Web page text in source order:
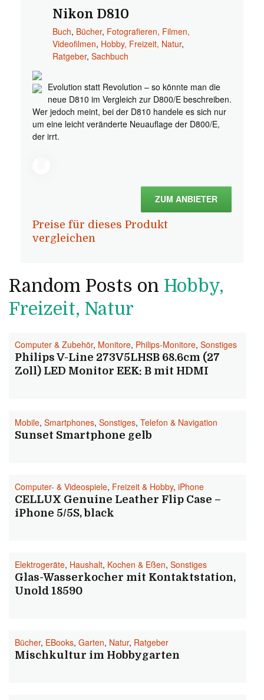
Nikon D810
Buch, Bücher, Fotografieren, Filmen,
Videofilmen, Hobby, Freizeit, Natur,
Ratgeber, Sachbuch
Evolution statt Revolution – so könnte man die
neue D810 im Vergleich zur D800/E beschreiben.
Wer jedoch meint, bei der D810 handele es sich nur
um eine leicht veränderte Neuauflage der D800/E,
der irrt.
ZUM ANBIETER
Preise für dieses Produkt
vergleichen
Random Posts on Hobby,
Freizeit, Natur
Computer & Zubehör, Monitore, Philips-Monitore, Sonstiges
Philips V-Line 273V5LHSB 68.6cm (27
Zoll) LED Monitor EEK: B mit HDMI
Mobile, Smartphones, Sonstiges, Telefon & Navigation
Sunset Smartphone gelb
Computer- & Videospiele, Freizeit & Hobby, iPhone
CELLUX Genuine Leather Flip Case –
iPhone 5/5S, black
Elektrogeräte, Haushalt, Kochen & Eßen, Sonstiges
Glas-Wasserkocher mit Kontaktstation,
Unold 18590
Bücher, EBooks, Garten, Natur, Ratgeber
Mischkultur im Hobbygarten